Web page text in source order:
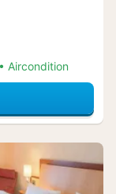
Aircondition